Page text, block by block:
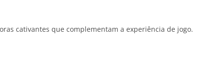
cativantes que complementam a experiência de jogo.